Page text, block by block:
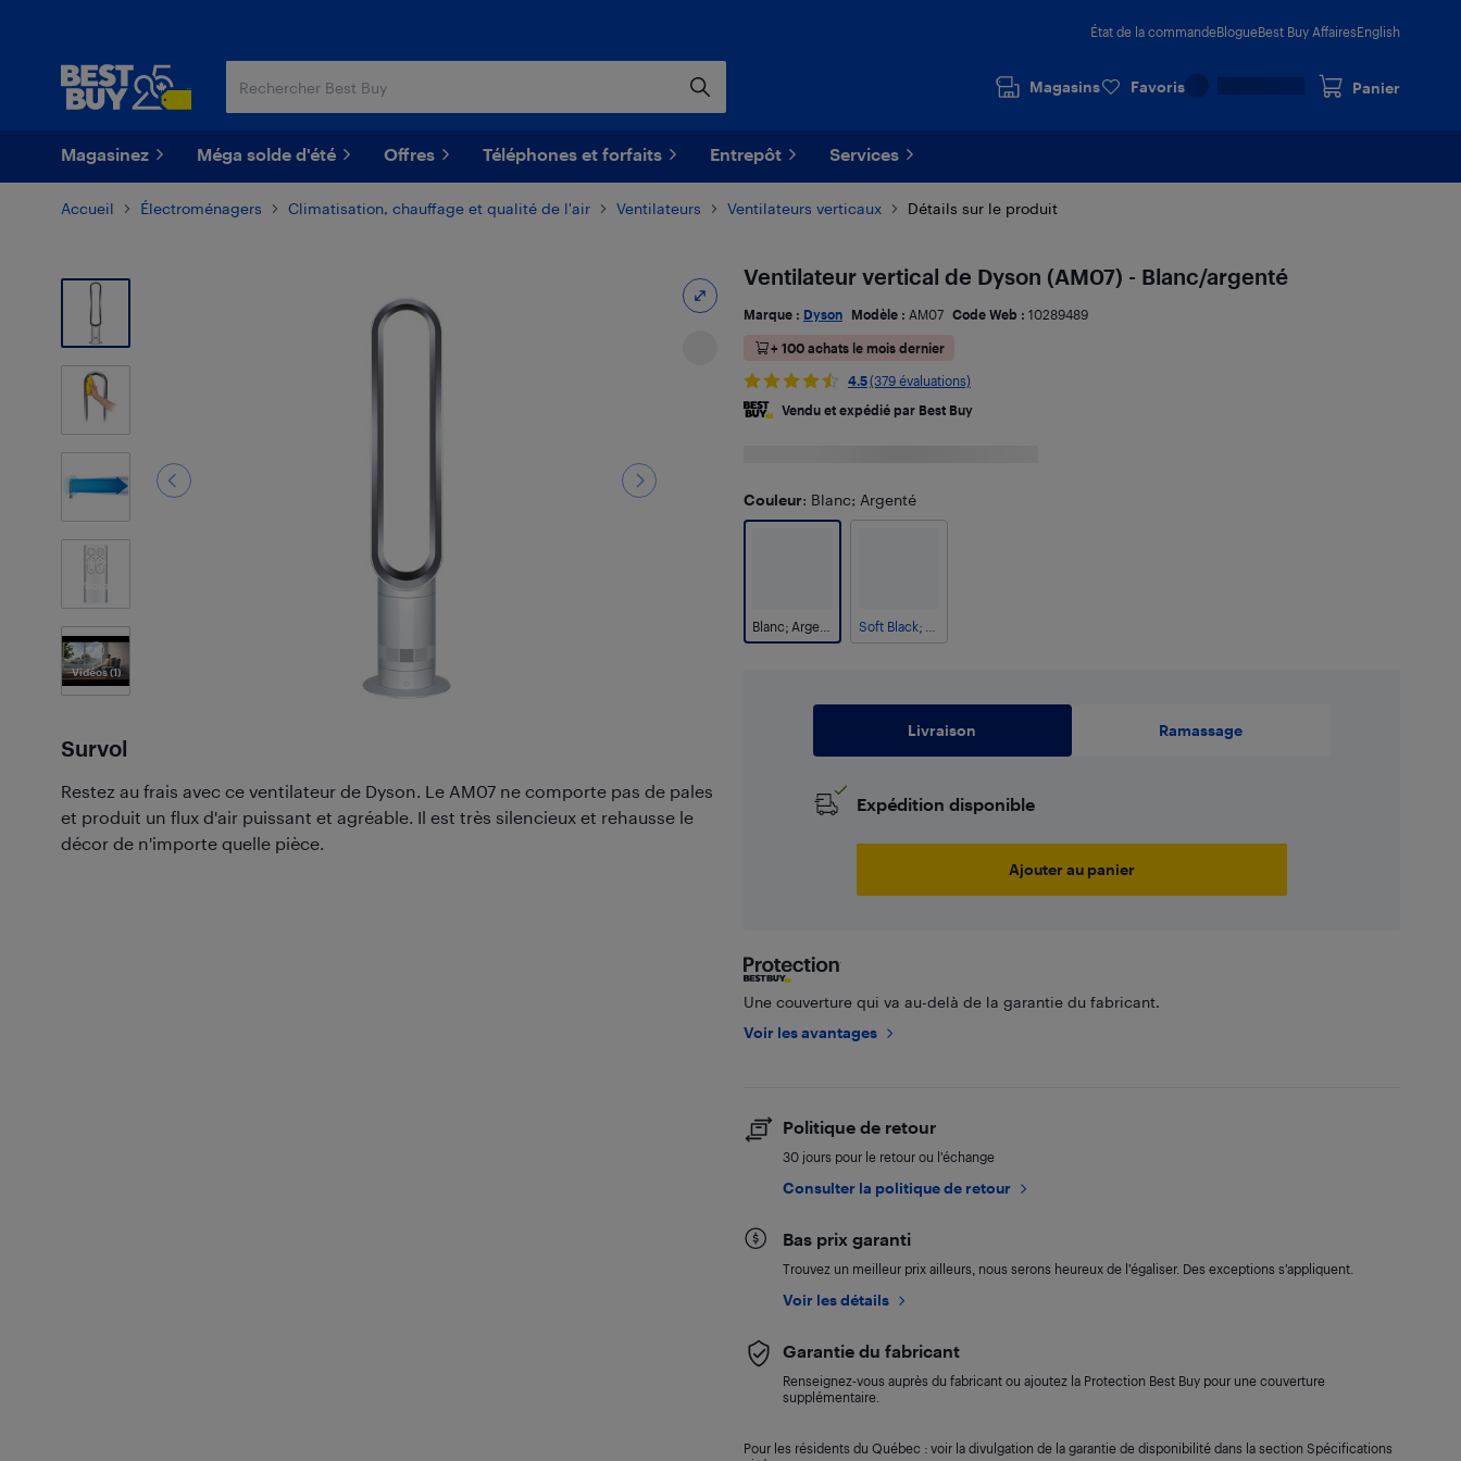
État de la commandeBlogueBest Buy AffairesEnglish
Magasins Favoris Panier
Magasinez Méga solde d'été Offres Téléphones et forfaits Entrepôt Services
Accueil Électroménagers Climatisation, chauffage et qualité de l'air Ventilateurs Ventilateurs verticaux Détails sur le produit
2
Photos
Vidéos(1)
Survol
Restez au frais avec ce ventilateur de Dyson. Le AM07 ne comporte pas de pales
et produit un flux d'air puissant et agréable. Il est très silencieux et rehausse le
décor de n'importe quelle pièce.
Ventilateur vertical de Dyson (AM07) - Blanc/argenté
Marque : Dyson Modèle : AM07 Code Web : 10289489
+ 100 achats le mois dernier
4.5(379 évaluations)
Vendu et expédié par Best Buy
Couleur: Blanc; Argenté
Blanc; Argenté
Livraison Ramassage
Expédition disponible
Ajouter au panier
Une couverture qui va au-delà de la garantie du fabricant.
Voir les avantages
Politique de retour
30 jours pour le retour ou l’échange
Consulter la politique de retour
Bas prix garanti
Trouvez un meilleur prix ailleurs, nous serons heureux de l’égaliser. Des exceptions s’appliquent.
Voir les détails
Garantie du fabricant
Renseignez-vous auprès du fabricant ou ajoutez la Protection Best Buy pour une couverture
supplémentaire.
Pour les résidents du Québec : voir la divulgation de la garantie de disponibilité dans la section Spécifications